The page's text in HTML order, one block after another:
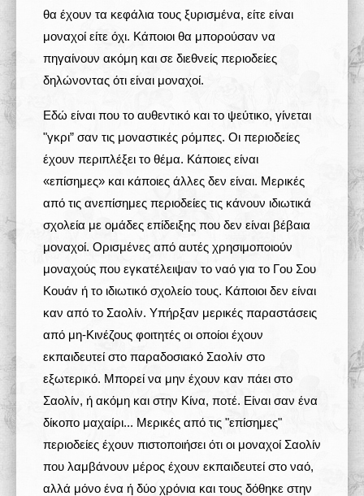
θα έχουν τα κεφάλια τους ξυρισμένα, είτε είναι
μοναχοί είτε όχι. Κάποιοι θα μπορούσαν να
πηγαίνουν ακόμη και σε διεθνείς περιοδείες
δηλώνοντας ότι είναι μοναχοί.
Εδώ είναι που το αυθεντικό και το ψεύτικο, γίνεται
"γκρι” σαν τις μοναστικές ρόμπες. Οι περιοδείες
έχουν περιπλέξει το θέμα. Κάποιες είναι
«επίσημες» και κάποιες άλλες δεν είναι. Μερικές
από τις ανεπίσημες περιοδείες τις κάνουν ιδιωτικά
σχολεία με ομάδες επίδειξης που δεν είναι βέβαια
μοναχοί. Ορισμένες από αυτές χρησιμοποιούν
μοναχούς που εγκατέλειψαν το ναό για το Γου Σου
Κουάν ή το ιδιωτικό σχολείο τους. Κάποιοι δεν είναι
καν από το Σαολίν. Υπήρξαν μερικές παραστάσεις
από μη-Κινέζους φοιτητές οι οποίοι έχουν
εκπαιδευτεί στο παραδοσιακό Σαολίν στο
εξωτερικό. Μπορεί να μην έχουν καν πάει στο
Σαολίν, ή ακόμη και στην Κίνα, ποτέ. Είναι σαν ένα
δίκοπο μαχαίρι... Μερικές από τις "επίσημες"
περιοδείες έχουν πιστοποιήσει ότι οι μοναχοί Σαολίν
που λαμβάνουν μέρος έχουν εκπαιδευτεί στο ναό,
αλλά μόνο ένα ή δύο χρόνια και τους δόθηκε στην